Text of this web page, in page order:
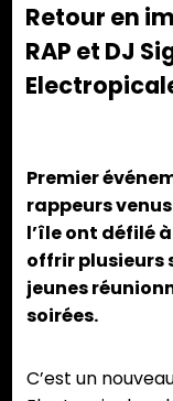
Retour en
RAP et DJ
Premier
rappeurs
l’île ont défilé
offrir plusieurs
jeunes
soirées.
C’est un